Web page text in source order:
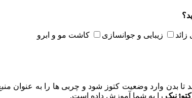
زائد زیبایی و جوانسازی کاشت مو و ابرو
تا بدن وارد وضعیت کتوز شود و چربی‌ ها را به
را به شما آموزش داده است.